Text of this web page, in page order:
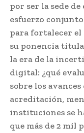
por ser la sede
esfuerzo
para fortalecer el
su ponencia
la era de la
digital: ¿qué
sobre los
acreditación,
instituciones se
que más de 2 mil